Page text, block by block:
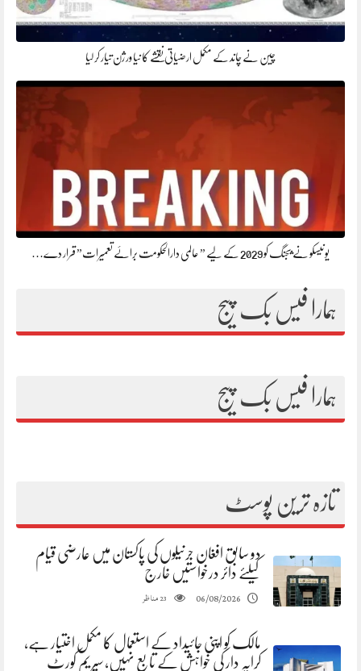
چین نے چاند کے مکمل ارضیاتی نقشے کا نیا ورژن تیار کر لیا
یونیسکو نے بیجنگ کو 2029 کے لیے ” عالمی دارالحکومت برائے تعمیرات” قرار دے…
ہمارا فیس بک پیج
ہمارا فیس بک پیج
تازہ ترین پوسٹ
دو سابق افغان جرنیلوں کی پاکستان میں عارضی قیام
کیلئے دائر درخواستیں خارج
06/08/2026
23مناظر
مالک کو اپنی جائیداد کے استعمال کا مکمل اختیار ہے،
کرایہ دار کی خواہش کے تابع نہیں، سپریم کورٹ